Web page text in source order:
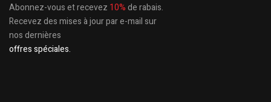
Abonnez-vous et recevez 10%de rabais.
Recevez des mises à jour par e-mail sur
nos dernières
offres spéciales.